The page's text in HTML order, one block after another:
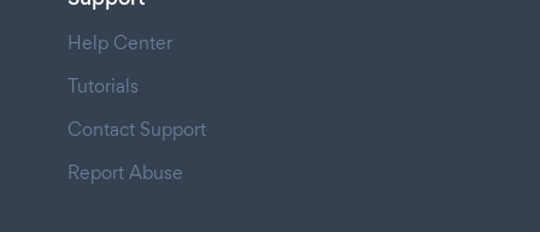
Help Center
Tutorials
Contact Support
Report Abuse